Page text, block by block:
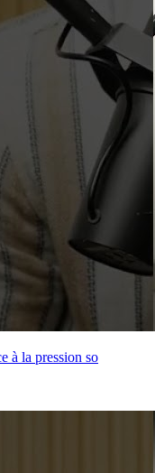
à la pression so